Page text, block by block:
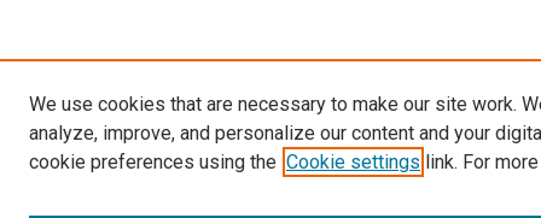
We use cookies that are necessary to make our site work.
analyze, improve, and personalize our content and your
cookie preferences using the Cookie settings link. For